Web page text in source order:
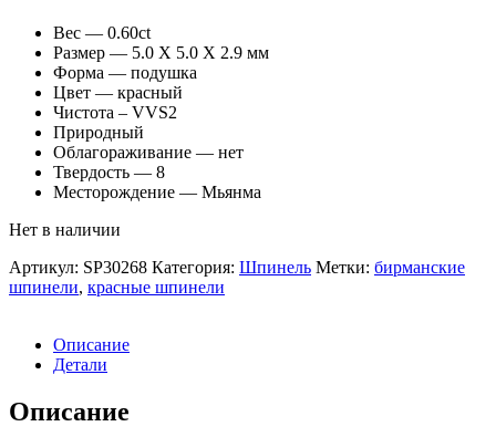
Вес — 0.60ct
Размер — 5.0 X 5.0 X 2.9 мм
Форма — подушка
Цвет — красный
Чистота – VVS2
Природный
Облагораживание — нет
Твердость — 8
Месторождение — Мьянма
Нет в наличии
Артикул: SP30268 Категория: Шпинель Метки: бирманские
шпинели, красные шпинели
Описание
Детали
Описание